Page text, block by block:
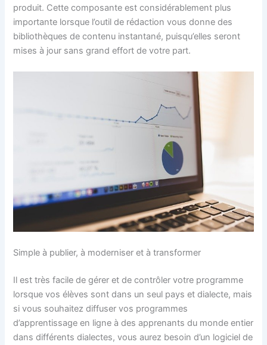
produit. Cette composante est considérablement plus
importante lorsque l’outil de rédaction vous donne des
bibliothèques de contenu instantané, puisqu’elles seront
mises à jour sans grand effort de votre part.
Simple à publier, à moderniser et à transformer
Il est très facile de gérer et de contrôler votre programme
lorsque vos élèves sont dans un seul pays et dialecte, mais
si vous souhaitez diffuser vos programmes
d’apprentissage en ligne à des apprenants du monde entier
dans différents dialectes, vous aurez besoin d’un logiciel de